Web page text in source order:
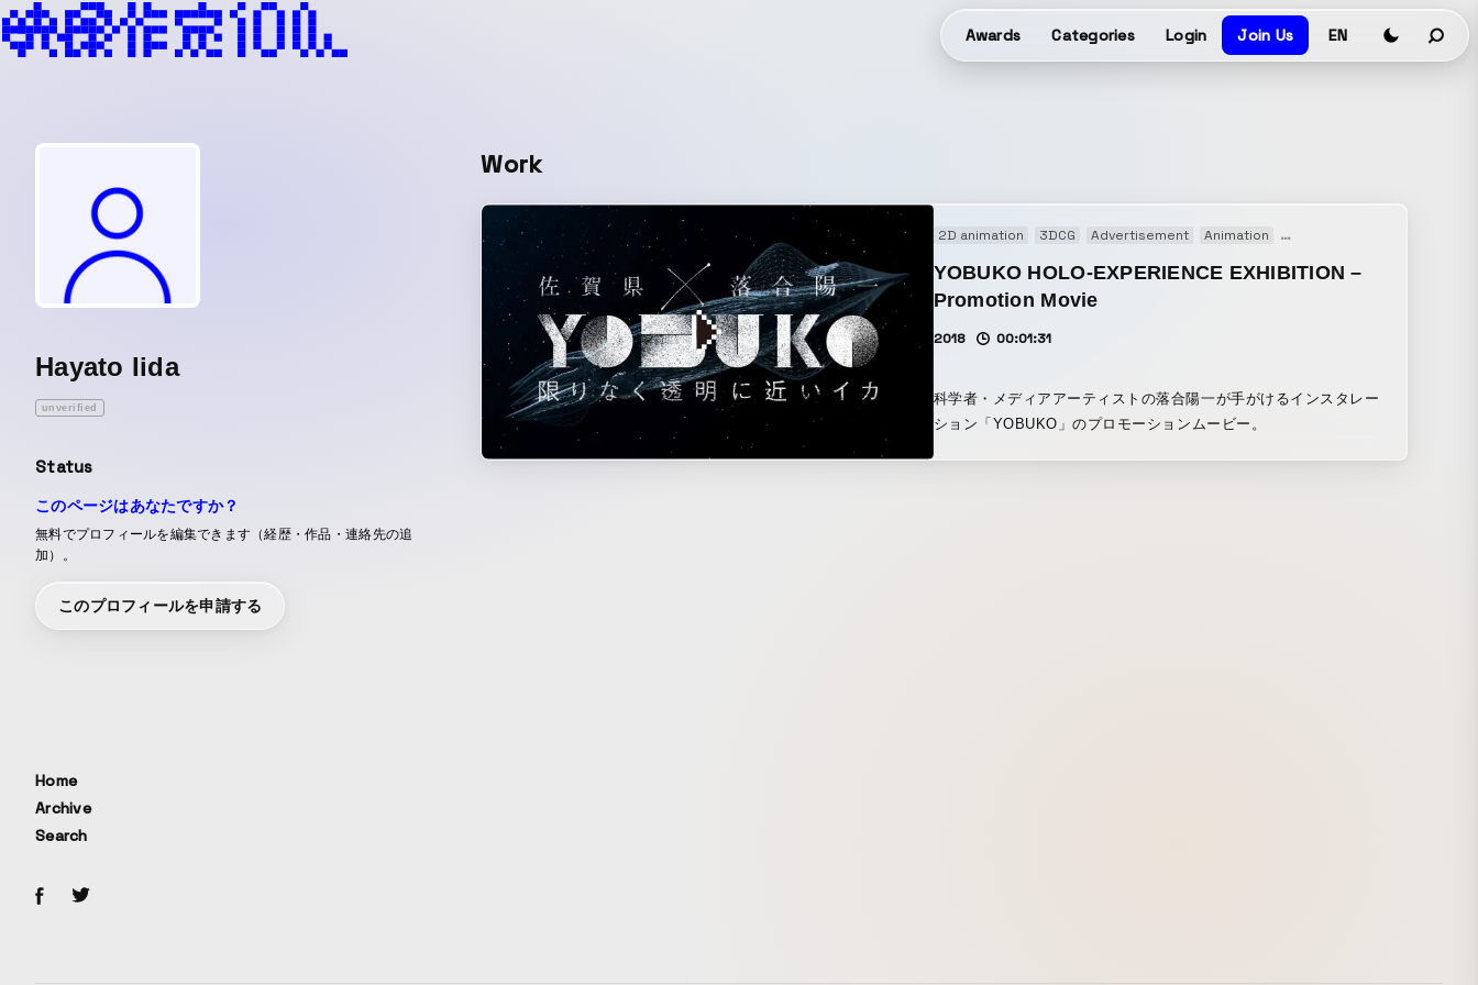
Awards Categories Login Join Us EN
Hayato Iida
unverified
Status
このページはあなたですか？
無料でプロフィールを編集できます（経歴・作品・連絡先の追
加）。
このプロフィールを申請する
Work
2D animation 3DCG Advertisement Animation Motion graphics
YOBUKO HOLO-EXPERIENCE EXHIBITION –
Promotion Movie
2018 00:01:31
科学者・メディアアーティストの落合陽一が手がけるインスタレー
ション「YOBUKO」のプロモーションムービー。
Home
Archive
Search